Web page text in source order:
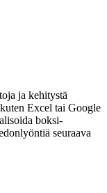
ja kehitystä
Excel tai Google
boksi-
seuraava